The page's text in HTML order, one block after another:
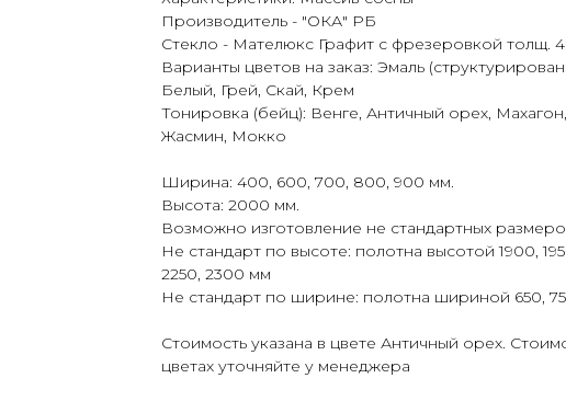
Производитель - "ОКА" РБ
Стекло - Мателюкс Графит с фрезеровкой толщ.
Варианты цветов на заказ: Эмаль
Белый, Грей, Скай, Крем
Тонировка (бейц): Венге, Античный орех,
Жасмин, Мокко
Ширина: 400, 600, 700, 800, 900 мм.
Высота: 2000 мм.
Возможно изготовление не стандартных
Не стандарт по высоте: полотна высотой 1900,
2250, 2300 мм
Не стандарт по ширине: полотна шириной 650,
Стоимость указана в цвете Античный орех.
цветах уточняйте у менеджера